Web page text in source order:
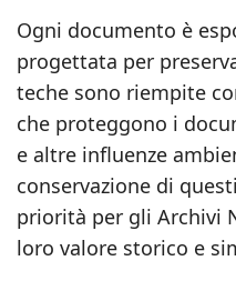
Ogni documento è
progettata per
teche sono riempite
che proteggono i
e altre influenze
conservazione di
priorità per gli Archivi
loro valore storico e